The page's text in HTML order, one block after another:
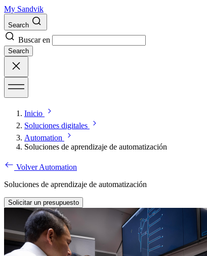
My Sandvik
Search
Buscar en
Search
Inicio
Soluciones digitales
Automation
Soluciones de aprendizaje de automatización
Volver Automation
Soluciones de aprendizaje de automatización
Solicitar un presupuesto